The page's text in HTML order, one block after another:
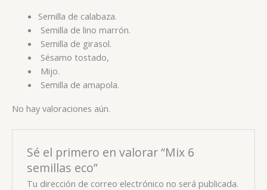
Semilla de calabaza.
Semilla de lino marrón.
Semilla de girasol.
Sésamo tostado,
Mijo.
Semilla de amapola.
No hay valoraciones aún.
Sé el primero en valorar “Mix 6
semillas eco”
Tu dirección de correo electrónico no será publicada.